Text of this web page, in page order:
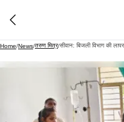
Home/News/तरुण मित्र/सीवान: बिजली विभाग की